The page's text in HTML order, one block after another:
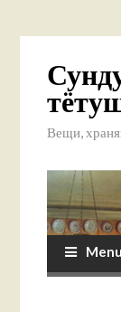
Вещи,
Menu